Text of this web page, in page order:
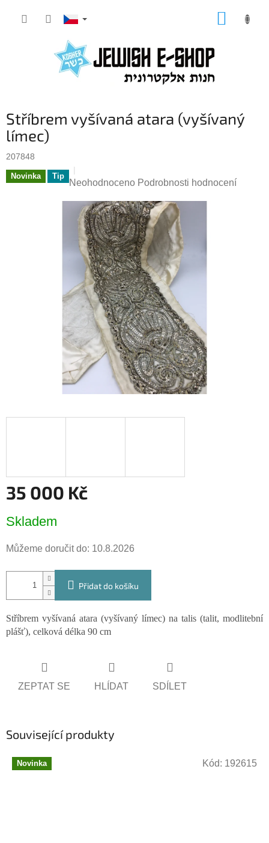
Stříbrem vyšívaná atara (vyšívaný
límec)
207848
Novinka Tip
Průměrné
produktu
hvězdiček.
Neohodnoceno Podrobnosti hodnocení
35 000 Kč
cena:
Skladem
Můžeme doručit do: 10.8.2026
Přidat do košíku
Stříbrem vyšívaná atara (vyšívaný límec) na talis (talit, modlitební
plášť), celková délka 90 cm
ZEPTAT SE HLÍDAT SDÍLET
Související produkty
Novinka Kód: 192615